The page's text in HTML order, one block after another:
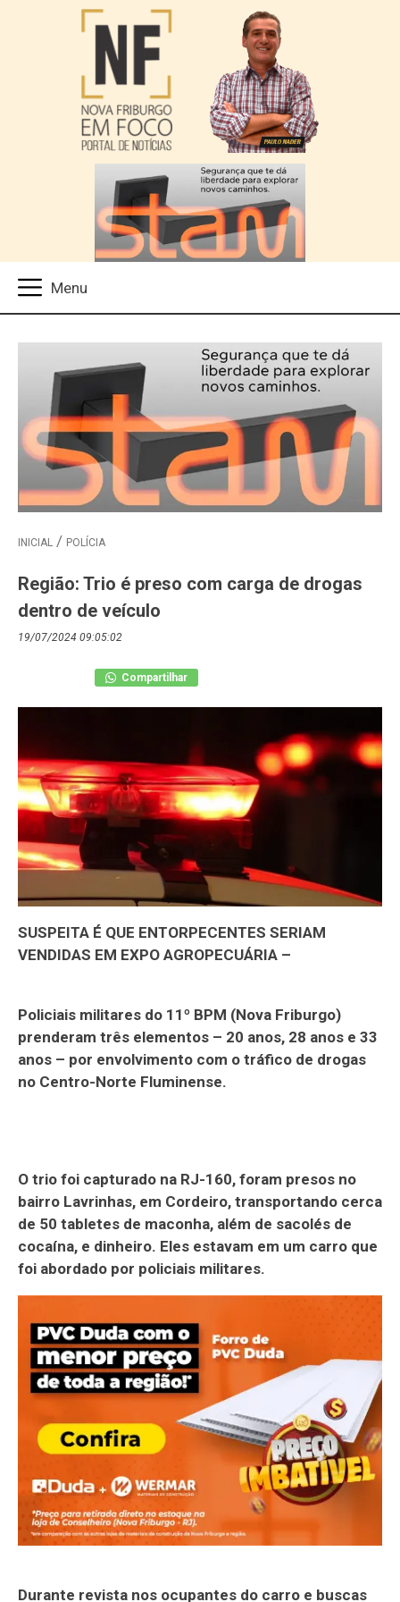
INICIAL POLÍCIA
Região: Trio é preso com carga de drogas
dentro de veículo
19/07/2024 09:05:02
Compartilhar
SUSPEITA É QUE ENTORPECENTES SERIAM
VENDIDAS EM EXPO AGROPECUÁRIA –
Policiais militares do 11º BPM (Nova Friburgo)
prenderam três elementos – 20 anos, 28 anos e 33
anos – por envolvimento com o tráfico de drogas
no Centro-Norte Fluminense.
O trio foi capturado na RJ-160, foram presos no
bairro Lavrinhas, em Cordeiro, transportando cerca
de 50 tabletes de maconha, além de sacolés de
cocaína, e dinheiro. Eles estavam em um carro que
foi abordado por policiais militares.
Durante revista nos ocupantes do carro e buscas